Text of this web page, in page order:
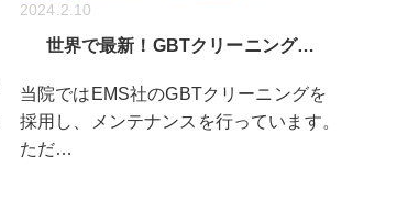
2024.2.10
世界で最新！GBTクリーニング…
当院ではEMS社のGBTクリーニングを
採用し、メンテナンスを行っています。
ただ…